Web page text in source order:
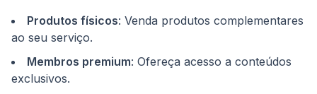
Produtos físicos: Venda produtos complementares
ao seu serviço.
Membros premium: Ofereça acesso a conteúdos
exclusivos.